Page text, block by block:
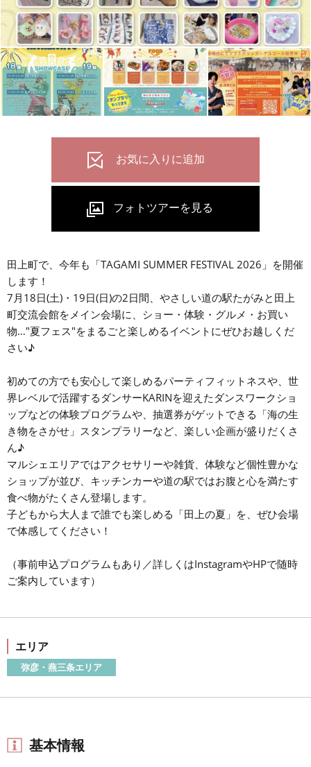
田上町で、今年も「TAGAMI SUMMER FESTIVAL 2026」を開催
します！
7月18日(土)・19日(日)の2日間、やさしい道の駅たがみと田上
町交流会館をメイン会場に、ショー・体験・グルメ・お買い
物…"夏フェス"をまるごと楽しめるイベントにぜひお越しくだ
さい♪
初めての方でも安心して楽しめるパーティフィットネスや、世
界レベルで活躍するダンサーKARINを迎えたダンスワークショ
ップなどの体験プログラムや、抽選券がゲットできる「海の生
き物をさがせ」スタンプラリーなど、楽しい企画が盛りだくさ
ん♪
マルシェエリアではアクセサリーや雑貨、体験など個性豊かな
ショップが並び、キッチンカーや道の駅ではお腹と心を満たす
食べ物がたくさん登場します。
子どもから大人まで誰でも楽しめる「田上の夏」を、ぜひ会場
で体感してください！
（事前申込プログラムもあり／詳しくはInstagramやHPで随時
ご案内しています）
エリア
弥彦・燕三条エリア
基本情報